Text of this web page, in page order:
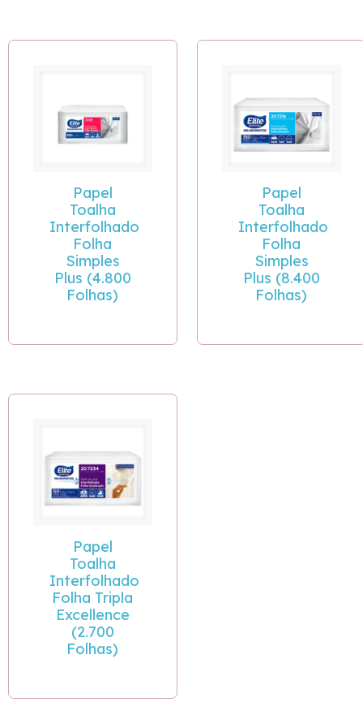
Papel
Toalha
Interfolhado
Folha
Simples
Plus (4.800
Folhas)
Papel
Toalha
Interfolhado
Folha
Simples
Plus (8.400
Folhas)
Papel
Toalha
Interfolhado
Folha Tripla
Excellence
(2.700
Folhas)